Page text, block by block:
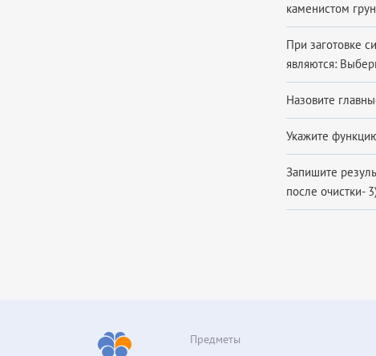
каменистом
При заготовке
являются:
Назовите
Укажите
Запишите
после
Предметы